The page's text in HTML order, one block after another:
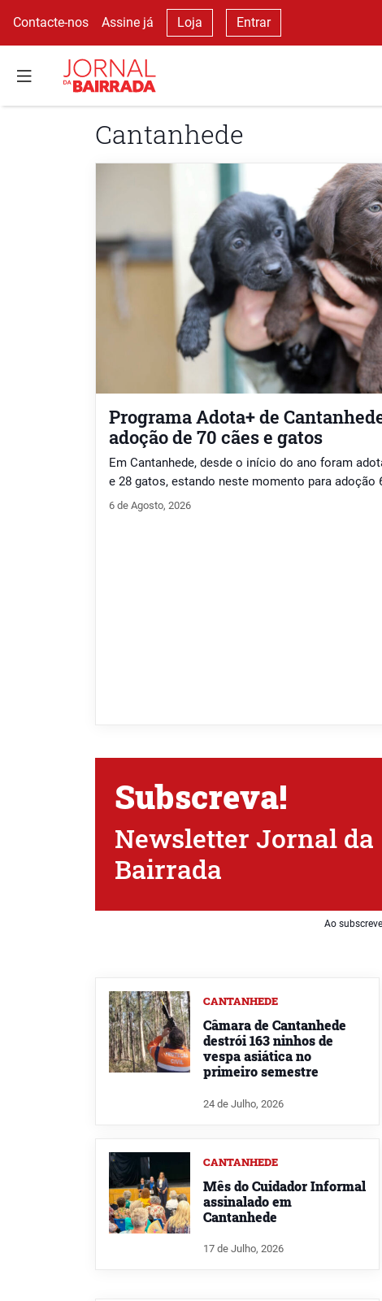
Contacte-nos Assine já Loja Entrar
Cantanhede
Programa Adota+ de
adoção de 70 cães e gatos
Em Cantanhede, desde o início do ano foram
e 28 gatos, estando neste momento para adoção
6 de Agosto, 2026
Subscreva!
Newsletter Jornal da
Bairrada
Ao
CANTANHEDE
Câmara de Cantanhede
destrói 163 ninhos de
vespa asiática no
primeiro semestre
24 de Julho, 2026
CANTANHEDE
Mês do Cuidador Informal
assinalado em
Cantanhede
17 de Julho, 2026